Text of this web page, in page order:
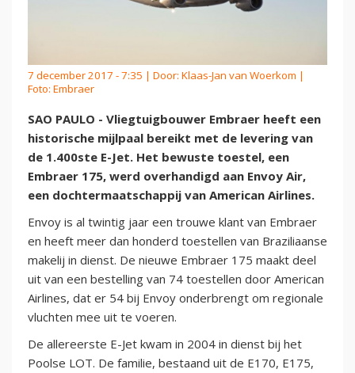
7 december 2017 - 7:35 | Door: Klaas-Jan van Woerkom |
Foto: Embraer
SAO PAULO - Vliegtuigbouwer Embraer heeft een
historische mijlpaal bereikt met de levering van
de 1.400ste E-Jet. Het bewuste toestel, een
Embraer 175, werd overhandigd aan Envoy Air,
een dochtermaatschappij van American Airlines.
Envoy is al twintig jaar een trouwe klant van Embraer
en heeft meer dan honderd toestellen van Braziliaanse
makelij in dienst. De nieuwe Embraer 175 maakt deel
uit van een bestelling van 74 toestellen door American
Airlines, dat er 54 bij Envoy onderbrengt om regionale
vluchten mee uit te voeren.
De allereerste E-Jet kwam in 2004 in dienst bij het
Poolse LOT. De familie, bestaand uit de E170, E175,